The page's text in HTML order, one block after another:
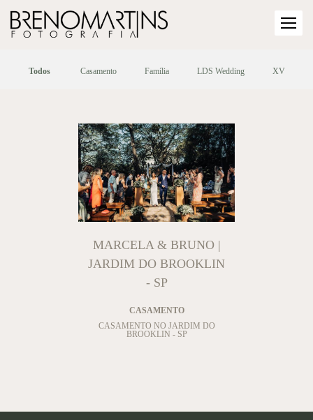
Todos Casamento Família LDS Wedding XV
MARCELA & BRUNO |
JARDIM DO BROOKLIN
- SP
CASAMENTO
CASAMENTO NO JARDIM DO
BROOKLIN - SP